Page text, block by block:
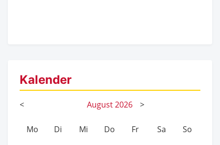
Kalender
< August2026 >
Mo Di Mi Do Fr Sa So